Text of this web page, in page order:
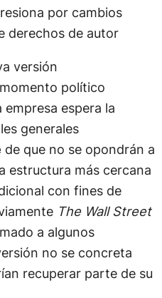
por cambios
derechos de autor
versión
político
empresa espera la
generales
de que no se opondrán a
estructura más cercana
con fines de
The Wall Street
a algunos
no se concreta
recuperar parte de su